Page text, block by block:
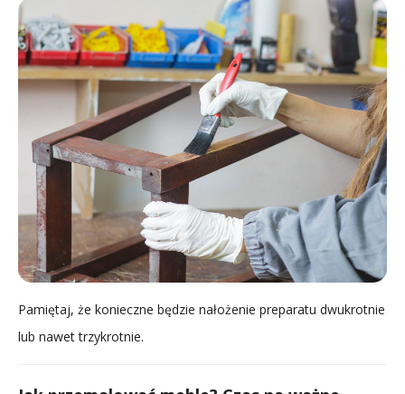
Pamiętaj, że konieczne będzie nałożenie preparatu dwukrotnie
lub nawet trzykrotnie.